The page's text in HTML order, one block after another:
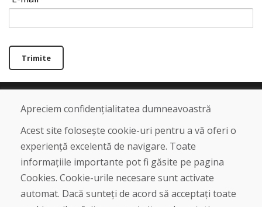
Trimite
Linia de asistență
+421 919 282 306
info@domivosport.ro
Despre noi
Blog
Despre noi
Apreciem confidențialitatea dumneavoastră
Acest site folosește cookie-uri pentru a vă oferi o
experiență excelentă de navigare. Toate
informațiile importante pot fi găsite pe pagina
Cookies. Cookie-urile necesare sunt activate
automat. Dacă sunteți de acord să acceptați toate